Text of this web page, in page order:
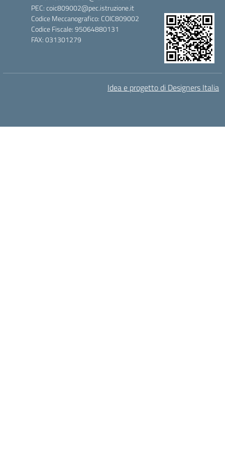
PEC: coic809002@pec.istruzione.it
Codice Meccanografico: COIC809002
Codice Fiscale: 95064880131
FAX: 031301279
Idea e progetto di Designers Italia